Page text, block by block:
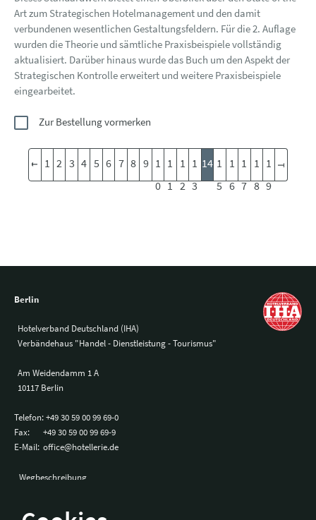
Art zum Strategischen Hotelmanagement und den damit
verbundenen wesentlichen Gestaltungsfeldern. Für die 2. Auflage
wurden die Theorie und sämtliche Praxisbeispiele vollständig
aktualisiert. Darüber hinaus wurde das Buch um den Aspekt der
Strategischen Kontrolle erweitert und weitere Praxisbeispiele
eingearbeitet.
Zur Bestellung vormerken
1 2 3 4 5 6 7 8 9 1
0
1
1
1
2
1
3
14 1
5
1
6
1
7
1
8
1
9
Berlin
Hotelverband Deutschland (IHA)
Verbändehaus "Handel - Dienstleistung - Tourismus"
Am Weidendamm 1 A
10117 Berlin
Telefon:+49 30 59 00 99 69-0
Fax:
+49 30 59 00 99 69-9
E-Mail: office@hotellerie.de
Wegbeschreibung